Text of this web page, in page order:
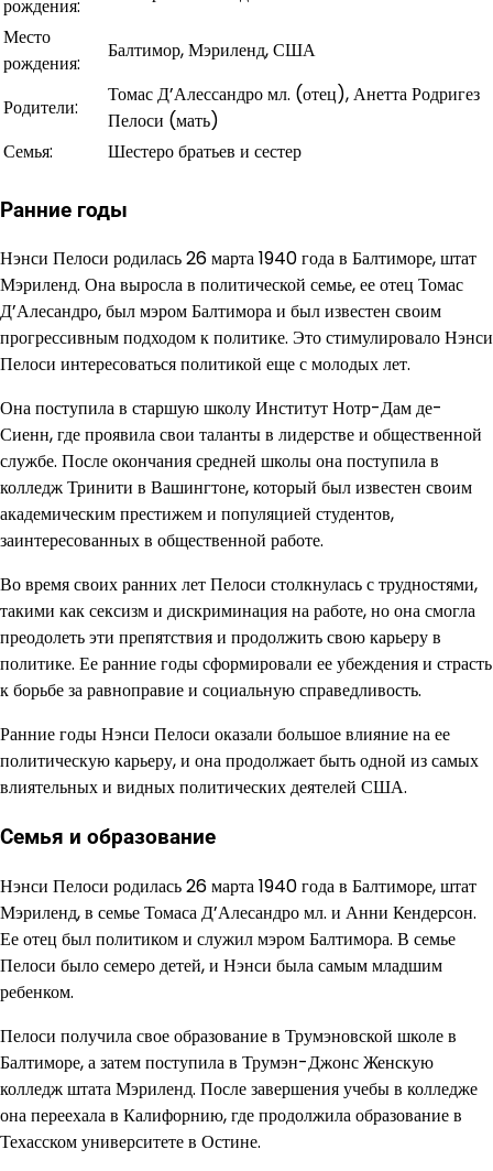
рождения:
Место
рождения:
Балтимор, Мэриленд, США
Родители:
Томас Д’Алессандро мл. (отец), Анетта Родригез
Пелоси (мать)
Семья:
Шестеро братьев и сестер
Ранние годы
Нэнси Пелоси родилась 26 марта 1940 года в Балтиморе, штат
Мэриленд. Она выросла в политической семье, ее отец Томас
Д’Алесандро, был мэром Балтимора и был известен своим
прогрессивным подходом к политике. Это стимулировало Нэнси
Пелоси интересоваться политикой еще с молодых лет.
Она поступила в старшую школу Институт Нотр-Дам де-
Сиенн, где проявила свои таланты в лидерстве и общественной
службе. После окончания средней школы она поступила в
колледж Тринити в Вашингтоне, который был известен своим
академическим престижем и популяцией студентов,
заинтересованных в общественной работе.
Во время своих ранних лет Пелоси столкнулась с трудностями,
такими как сексизм и дискриминация на работе, но она смогла
преодолеть эти препятствия и продолжить свою карьеру в
политике. Ее ранние годы сформировали ее убеждения и страсть
к борьбе за равноправие и социальную справедливость.
Ранние годы Нэнси Пелоси оказали большое влияние на ее
политическую карьеру, и она продолжает быть одной из самых
влиятельных и видных политических деятелей США.
Семья и образование
Нэнси Пелоси родилась 26 марта 1940 года в Балтиморе, штат
Мэриленд, в семье Томаса Д’Алесандро мл. и Анни Кендерсон.
Ее отец был политиком и служил мэром Балтимора. В семье
Пелоси было семеро детей, и Нэнси была самым младшим
ребенком.
Пелоси получила свое образование в Трумэновской школе в
Балтиморе, а затем поступила в Трумэн-Джонс Женскую
колледж штата Мэриленд. После завершения учебы в колледже
она переехала в Калифорнию, где продолжила образование в
Техасском университете в Остине.